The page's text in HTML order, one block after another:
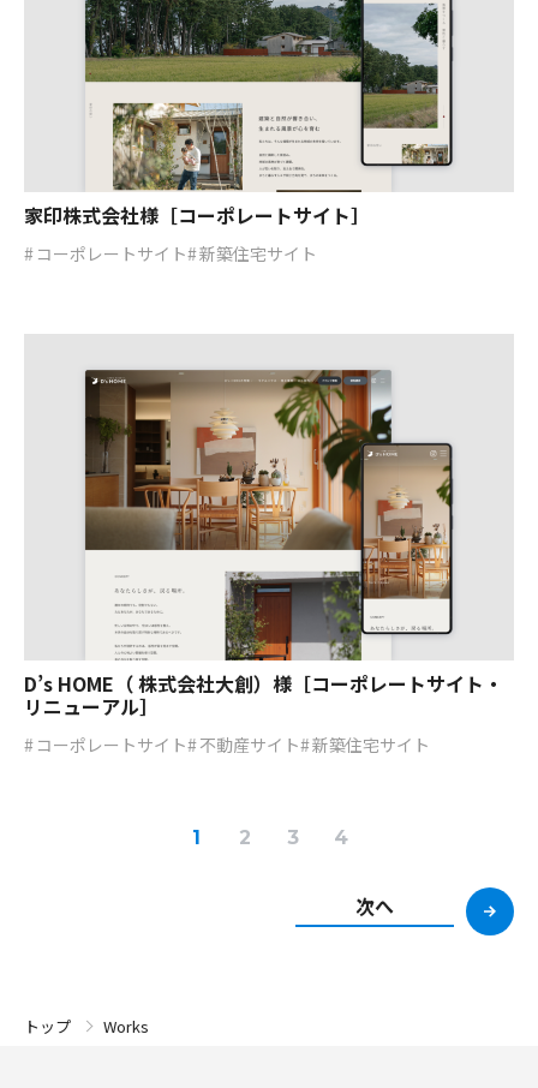
家印株式会社様［コーポレートサイト］
コーポレートサイト 新築住宅サイト
D’s HOME（ 株式会社大創）様［コーポレートサイト・
リニューアル］
コーポレートサイト 不動産サイト 新築住宅サイト
1 2 3 4
次へ
トップ Works